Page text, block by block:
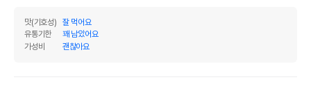
맛(기호성)
잘 먹어요
유통기한
꽤 남았어요
가성비
괜찮아요